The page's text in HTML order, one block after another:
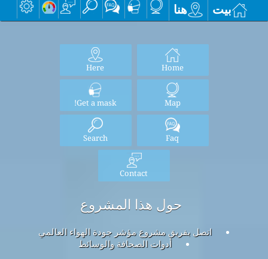
بيت هنا
Home
Here
Map
Get a mask!
Faq
Search
Contact
حول هذا المشروع
اتصل بفريق مشروع مؤشر جودة الهواء العالمي
أدوات الصحافة والوسائط